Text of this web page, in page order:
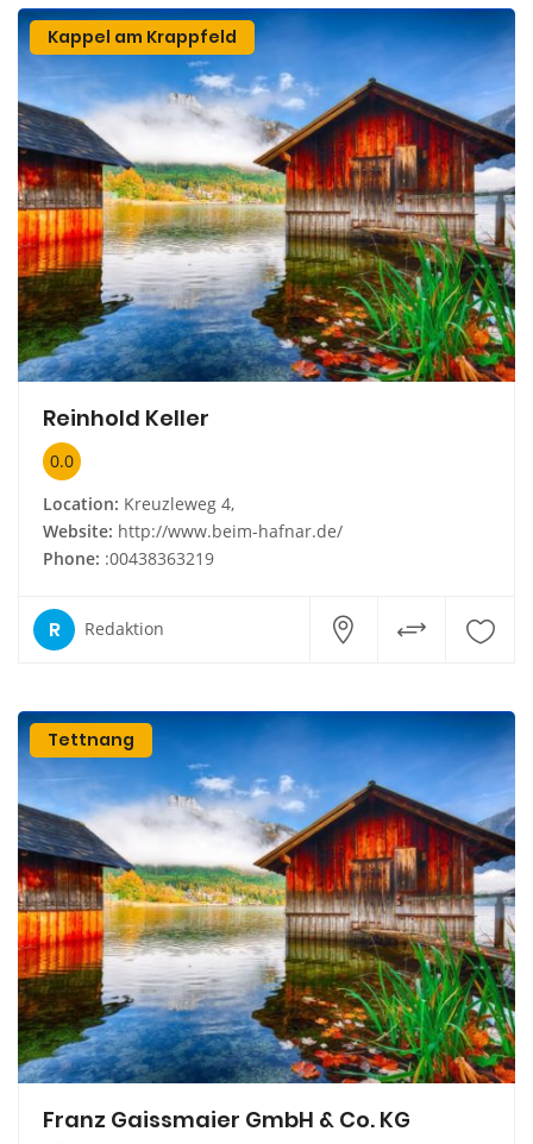
Kappel am Krappfeld
Reinhold Keller
0.0
Location: Kreuzleweg 4,
Website: http://www.beim-hafnar.de/
Phone: :00438363219
R Redaktion
Tettnang
Franz Gaissmaier GmbH & Co. KG